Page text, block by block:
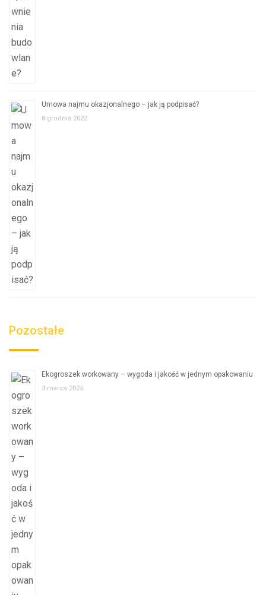
Umowa najmu okazjonalnego – jak ją podpisać?
8 grudnia 2022
Pozostałe
Ekogroszek workowany – wygoda i jakość w jednym opakowaniu
3 marca 2025